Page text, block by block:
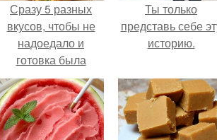
Сразу 5 разных
вкусов, чтобы не
надоедало и
готовка была
проще.
Ты только
представь себе
историю.